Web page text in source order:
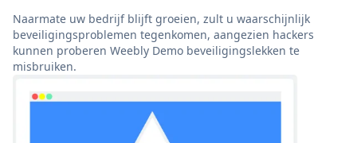
Naarmate uw bedrijf blijft groeien, zult u waarschijnlijk
beveiligingsproblemen tegenkomen, aangezien hackers
kunnen proberen Weebly Demo beveiligingslekken te
misbruiken.